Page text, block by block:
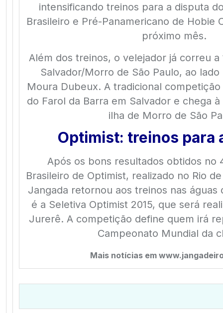
intensificando treinos para a disputa
Brasileiro e Pré-Panamericano de Hobie
próximo mês.
Além dos treinos, o velejador já correu a
Salvador/Morro de São Paulo, ao
Moura Dubeux. A tradicional
do Farol da Barra em Salvador e chega
ilha de Morro de São
Optimist: treinos para
Após os bons resultados obtidos no
Brasileiro de Optimist, realizado no Rio
Jangada retornou aos treinos nas águas
é a Seletiva Optimist 2015, que será
Jurerê. A competição define quem irá
Campeonato Mundial da
Mais notícias em